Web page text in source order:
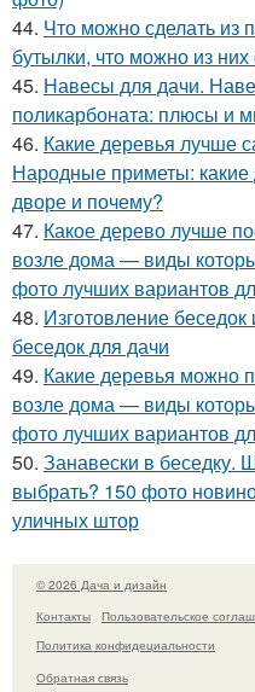
44. Что можно сделать из
бутылки, что можно из них
45. Навесы для дачи.
поликарбоната: плюсы и
46. Какие деревья лучше
Народные приметы: какие
дворе и почему?
47. Какое дерево лучше
возле дома — виды
фото лучших вариантов
48. Изготовление
беседок для дачи
49. Какие деревья можно
возле дома — виды
фото лучших вариантов
50. Занавески в беседку.
выбрать? 150 фото
уличных штор
© 2026 Дача и дизайн
Контакты
Пользовательское
Политика конфидециальности
Обратная связь